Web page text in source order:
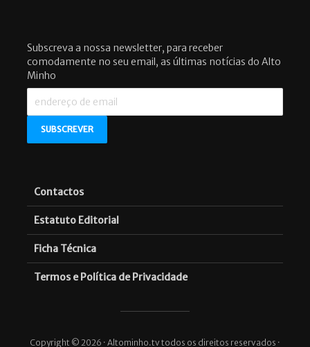
Subscreva a nossa newsletter, para receber
comodamente no seu email, as últimas notícias do Alto
Minho
Contactos
Estatuto Editorial
Ficha Técnica
Termos e Política de Privacidade
Copyright © 2026 · Altominho.tv todos os direitos reservados ·